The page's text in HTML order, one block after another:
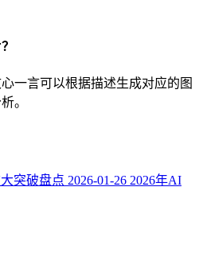
一言可以根据描述生成对应的图
。
突破盘点 2026-01-26 2026年AI